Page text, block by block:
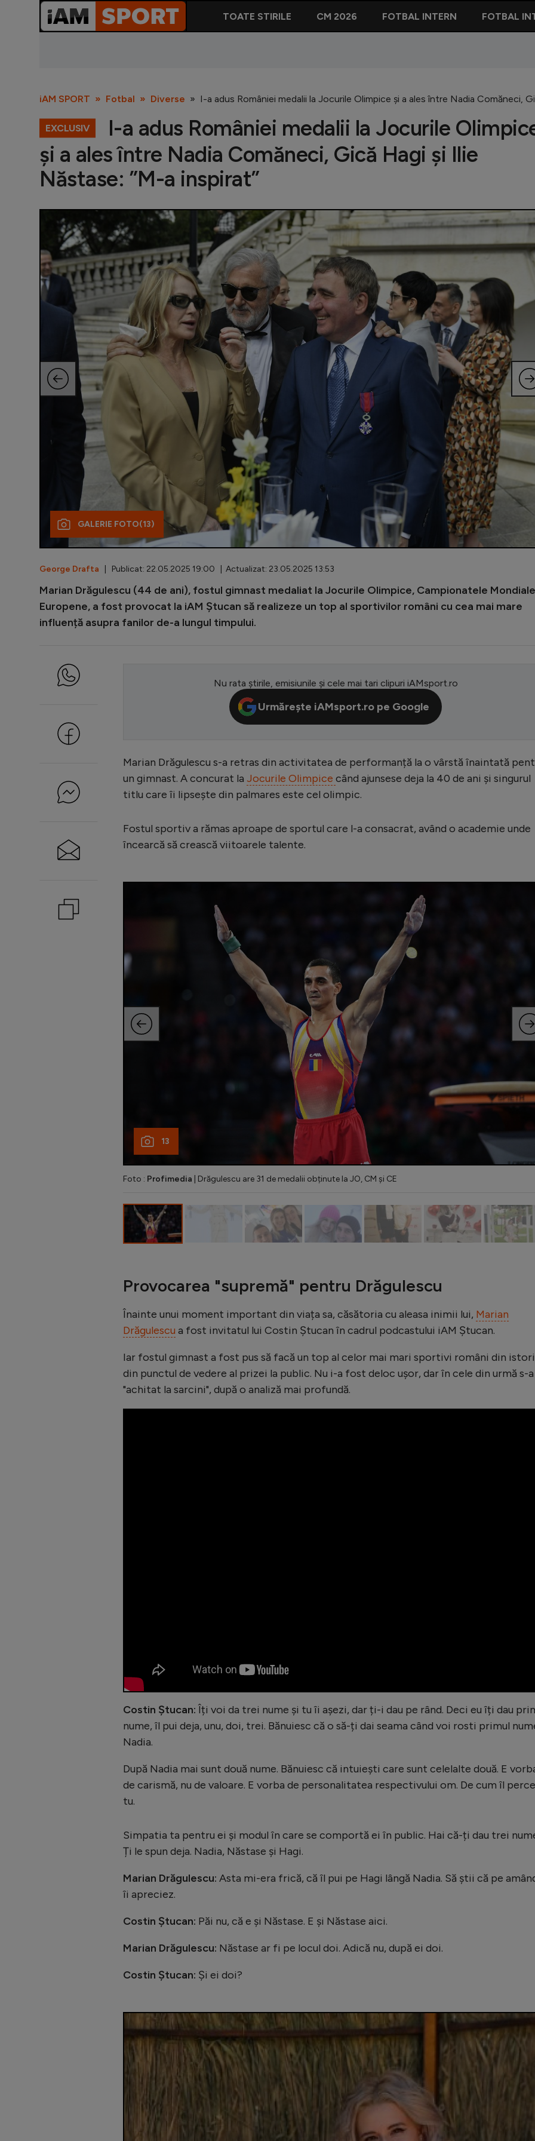
TOATE STIRILE CM 2026 FOTBAL INTERN FOTBAL
iAM SPORT Fotbal Diverse I-a adus României medalii la Jocurile Olimpice și a ales între Nadia Comăneci,
EXCLUSIV
I-a adus României medalii la Jocurile
și a ales între Nadia Comăneci, Gică Hagi și Ilie
Năstase: ”M-a inspirat”
GALERIE FOTO(13)
George Drafta | Publicat: 22.05.2025 19:00 | Actualizat: 23.05.2025 13:53
Marian Drăgulescu (44 de ani), fostul gimnast medaliat la Jocurile Olimpice, Campionatele
Europene, a fost provocat la iAM Ștucan să realizeze un top al sportivilor români cu cea mai mare
influență asupra fanilor de-a lungul timpului.
Nu rata știrile, emisiunile și cele mai tari clipuri iAMsport.ro
Urmărește iAMsport.ro pe Google
Marian Drăgulescu s-a retras din activitatea de performanță la o vârstă înaintată
un gimnast. A concurat la Jocurile Olimpice când ajunsese deja la 40 de ani și singurul
titlu care îi lipsește din palmares este cel olimpic.
Fostul sportiv a rămas aproape de sportul care l-a consacrat, având o academie unde
încearcă să crească viitoarele talente.
13
Foto : Profimedia | Drăgulescu are 31 de medalii obținute la JO, CM și CE
Provocarea "supremă" pentru Drăgulescu
Înainte unui moment important din viața sa, căsătoria cu aleasa inimii lui, Marian
Drăgulescu a fost invitatul lui Costin Ștucan în cadrul podcastului iAM Ștucan.
Iar fostul gimnast a fost pus să facă un top al celor mai mari sportivi români din
din punctul de vedere al prizei la public. Nu i-a fost deloc ușor, dar în cele din urmă s-a
"achitat la sarcini", după o analiză mai profundă.
Costin Ștucan: Îți voi da trei nume și tu îi așezi, dar ți-i dau pe rând. Deci eu îți dau
nume, îl pui deja, unu, doi, trei. Bănuiesc că o să-ți dai seama când voi rosti primul
Nadia.
După Nadia mai sunt două nume. Bănuiesc că intuiești care sunt celelalte două. E
de carismă, nu de valoare. E vorba de personalitatea respectivului om. De cum îl
tu.
Simpatia ta pentru ei și modul în care se comportă ei în public. Hai că-ți dau trei
Ți le spun deja. Nadia, Năstase și Hagi.
Marian Drăgulescu: Asta mi-era frică, că îl pui pe Hagi lângă Nadia. Să știi că pe
îi apreciez.
Costin Ștucan: Păi nu, că e și Năstase. E și Năstase aici.
Marian Drăgulescu: Năstase ar fi pe locul doi. Adică nu, după ei doi.
Costin Ștucan: Și ei doi?